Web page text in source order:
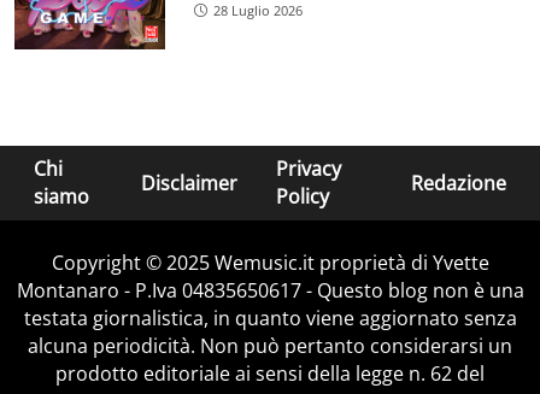
28 Luglio 2026
Chi
siamo
Disclaimer
Privacy
Policy
Redazione
Copyright © 2025 Wemusic.it proprietà di Yvette
Montanaro - P.Iva 04835650617 - Questo blog non è una
testata giornalistica, in quanto viene aggiornato senza
alcuna periodicità. Non può pertanto considerarsi un
prodotto editoriale ai sensi della legge n. 62 del